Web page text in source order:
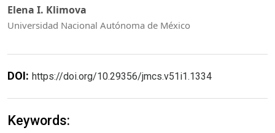
Elena I. Klimova
Universidad Nacional Autónoma de México
DOI: https://doi.org/10.29356/jmcs.v51i1.1334
Keywords: